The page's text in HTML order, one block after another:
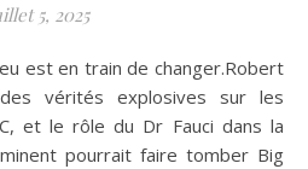
5, 2025
vérités explosives sur les
et le rôle du Dr Fauci dans la
pourrait faire tomber Big